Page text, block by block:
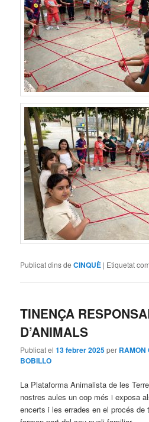
Publicat dins de CINQUÈ | Etiquetat
TINENÇA
D’ANIMALS
Publicat el13 febrer 2025per RAMON
BOBILLO
La Plataforma Animalista de les
nostres aules un cop més i exposa
encerts i les errades en el procés de